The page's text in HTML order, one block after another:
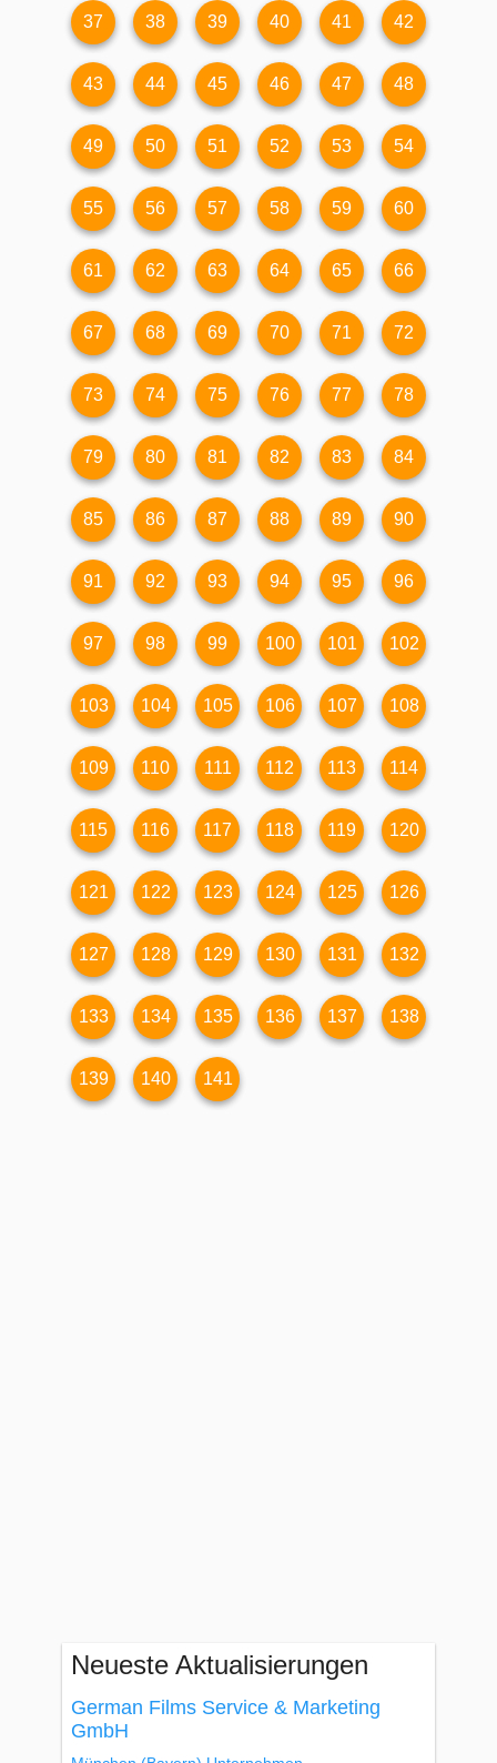
37 38 39 40 41 42
43 44 45 46 47 48
49 50 51 52 53 54
55 56 57 58 59 60
61 62 63 64 65 66
67 68 69 70 71 72
73 74 75 76 77 78
79 80 81 82 83 84
85 86 87 88 89 90
91 92 93 94 95 96
97 98 99 100 101 102
103 104 105 106 107 108
109 110 111 112 113 114
115 116 117 118 119 120
121 122 123 124 125 126
127 128 129 130 131 132
133 134 135 136 137 138
139 140 141
Neueste Aktualisierungen
German Films Service & Marketing
GmbH